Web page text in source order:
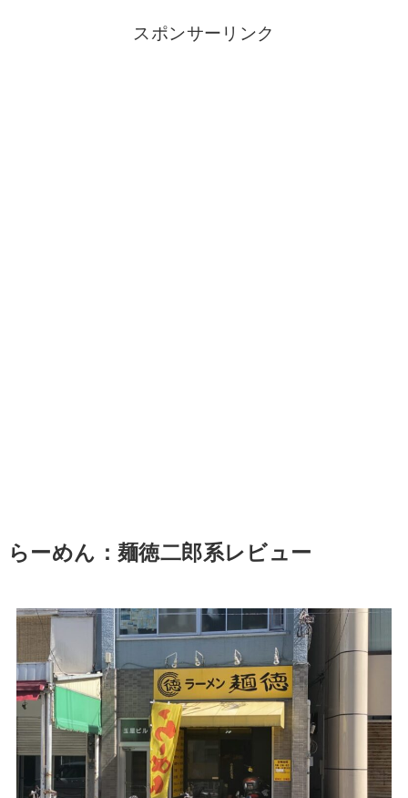
スポンサーリンク
らーめん：麺徳二郎系レビュー